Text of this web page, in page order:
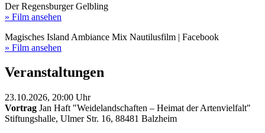
Der Regensburger Gelbling
» Film ansehen
Magisches Island Ambiance Mix Nautilusfilm | Facebook
» Film ansehen
Veranstaltungen
23.10.2026, 20:00 Uhr
Vortrag Jan Haft "Weidelandschaften – Heimat der Artenvielfalt"
Stiftungshalle, Ulmer Str. 16, 88481 Balzheim